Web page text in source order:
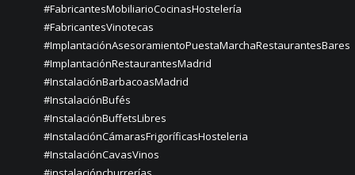
#FabricantesMobiliarioCocinasHostelería
#FabricantesVinotecas
#ImplantaciónAsesoramientoPuestaMarchaRestaurantesBares
#ImplantaciónRestaurantesMadrid
#InstalaciónBarbacoasMadrid
#InstalaciónBufés
#InstalaciónBuffetsLibres
#InstalaciónCámarasFrigoríficasHosteleria
#InstalaciónCavasVinos